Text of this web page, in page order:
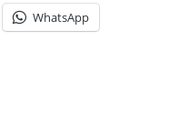
WhatsApp